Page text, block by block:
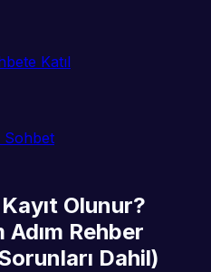
Katıl
Sohbet
Olunur?
Rehber
Dahil)